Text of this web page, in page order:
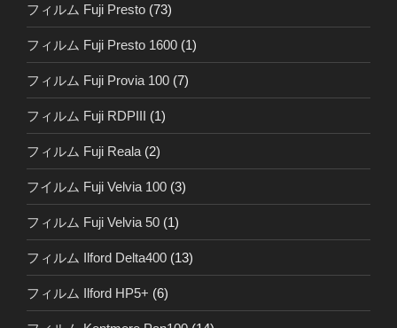
フィルム Fuji Presto (73)
フィルム Fuji Presto 1600 (1)
フィルム Fuji Provia 100 (7)
フィルム Fuji RDPIII (1)
フィルム Fuji Reala (2)
フイルム Fuji Velvia 100 (3)
フィルム Fuji Velvia 50 (1)
フィルム Ilford Delta400 (13)
フィルム Ilford HP5+ (6)